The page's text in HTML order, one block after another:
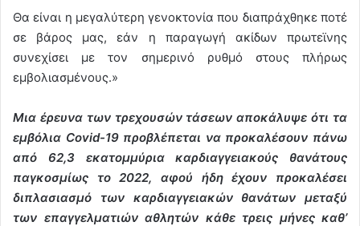
Θα είναι η μεγαλύτερη γενοκτονία που διαπράχθηκε ποτέ
σε βάρος μας, εάν η παραγωγή ακίδων πρωτεϊνης
συνεχίσει με τον σημερινό ρυθμό στους πλήρως
εμβολιασμένους.»
Μια έρευνα των τρεχουσών τάσεων αποκάλυψε ότι τα
εμβόλια Covid-19 προβλέπεται να προκαλέσουν πάνω
από 62,3 εκατομμύρια καρδιαγγειακούς θανάτους
παγκοσμίως το 2022, αφού ήδη έχουν προκαλέσει
διπλασιασμό των καρδιαγγειακών θανάτων μεταξύ
των επαγγελματιών αθλητών κάθε τρεις μήνες καθ’